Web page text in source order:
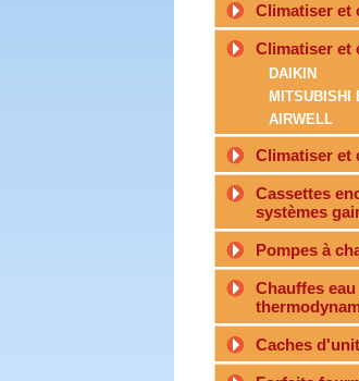
Climatiser et
Climatiser et
DAIKIN
MITSUBISHI
AIRWELL
Climatiser et
Cassettes
systèmes
Pompes à
Chauffes eau
Caches